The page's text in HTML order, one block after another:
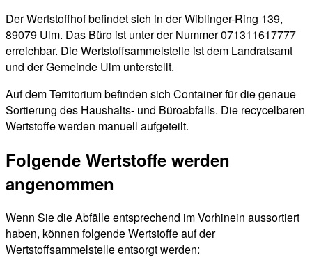
Der Wertstoffhof befindet sich in der Wiblinger-Ring 139,
89079 Ulm. Das Büro ist unter der Nummer 071311617777
erreichbar. Die Wertstoffsammelstelle ist dem Landratsamt
und der Gemeinde Ulm unterstellt.
Auf dem Territorium befinden sich Container für die genaue
Sortierung des Haushalts- und Büroabfalls. Die recycelbaren
Wertstoffe werden manuell aufgeteilt.
Folgende Wertstoffe werden
angenommen
Wenn Sie die Abfälle entsprechend im Vorhinein aussortiert
haben, können folgende Wertstoffe auf der
Wertstoffsammelstelle entsorgt werden: